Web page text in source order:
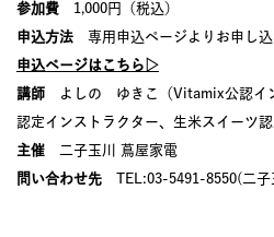
参加費 1,000円（税込）
申込方法 専用申込ページよりお申し込
申込ページはこちら▷
講師 よしの ゆきこ（Vitamix公認イ
認定インストラクター、生米スイーツ認
主催 二子玉川 蔦屋家電
問い合わせ先 TEL:03-5491-8550(二子